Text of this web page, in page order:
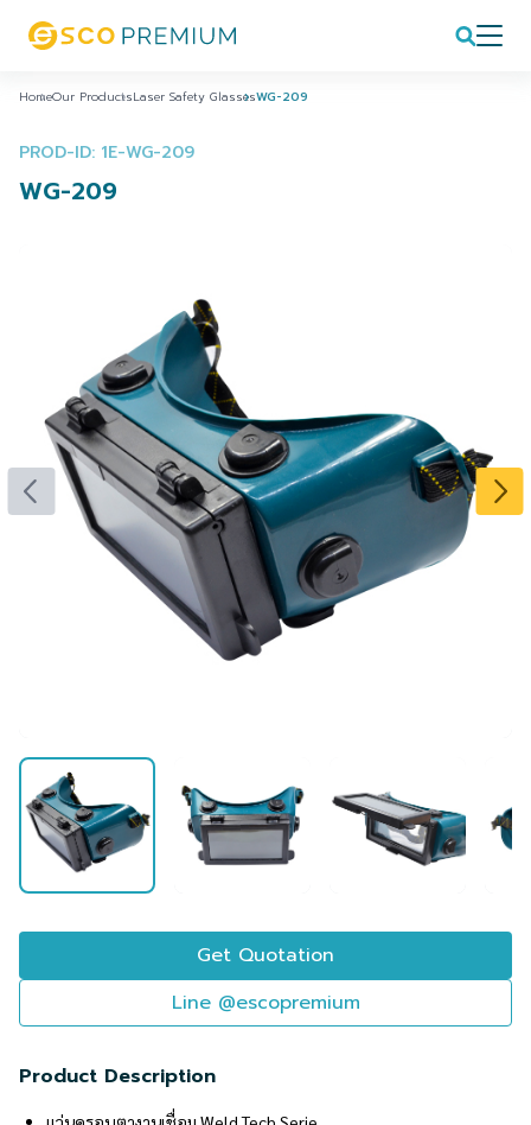
HomeOur ProductsLaser Safety GlassesWG-209
PROD-ID: 1E-WG-209
WG-209
Get Quotation
Line @escopremium
Product Description